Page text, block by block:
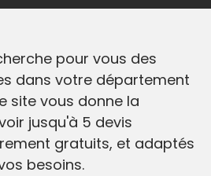
pour vous des
dans votre département
site vous donne la
jusqu'à 5 devis
gratuits, et adaptés
besoins.